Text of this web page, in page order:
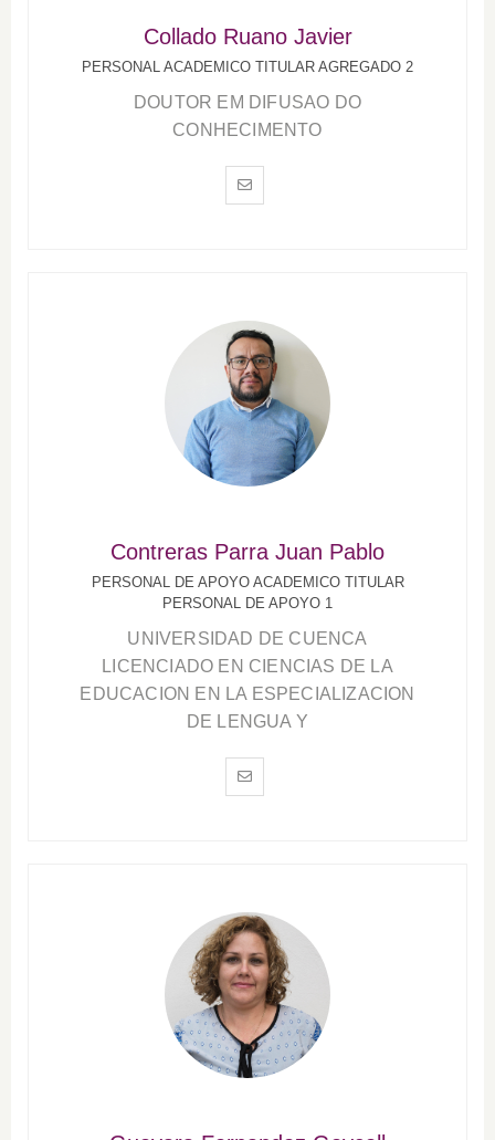
Collado Ruano Javier
PERSONAL ACADEMICO TITULAR AGREGADO 2
DOUTOR EM DIFUSAO DO
CONHECIMENTO
Contreras Parra Juan Pablo
PERSONAL DE APOYO ACADEMICO TITULAR
PERSONAL DE APOYO 1
UNIVERSIDAD DE CUENCA
LICENCIADO EN CIENCIAS DE LA
EDUCACION EN LA ESPECIALIZACION
DE LENGUA Y